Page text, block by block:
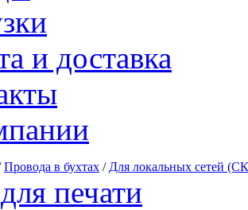
и доставка
Провода в бухтах / Для локальных сетей
печати